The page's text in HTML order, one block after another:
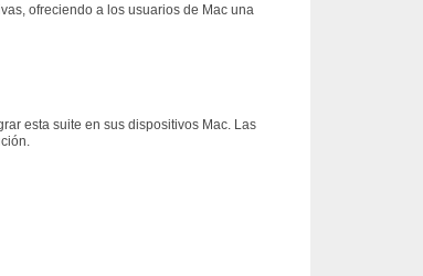
ofreciendo a los usuarios de Mac una
esta suite en sus dispositivos Mac. Las